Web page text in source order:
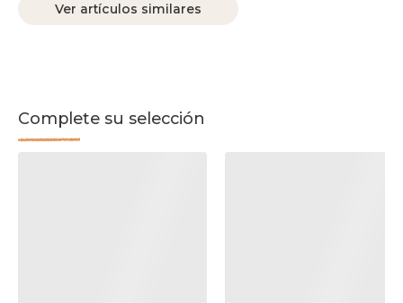
Ver artículos similares
Complete su selección